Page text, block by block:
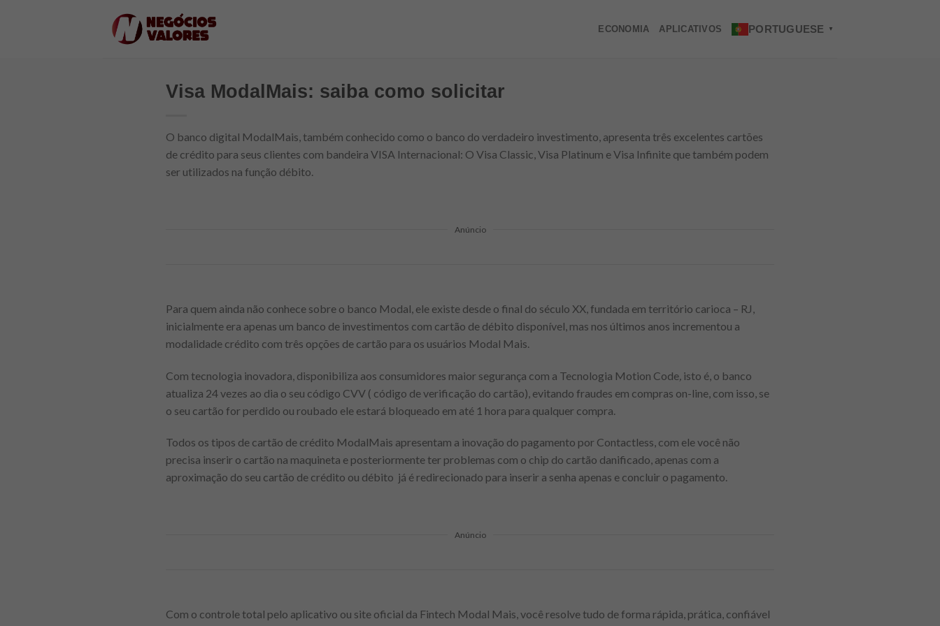
ECONOMIA APLICATIVOS PORTUGUESE ▼
Visa ModalMais: saiba como solicitar
O banco digital ModalMais, também conhecido como o banco do verdadeiro investimento, apresenta três excelentes cartões
de crédito para seus clientes com bandeira VISA Internacional: O Visa Classic, Visa Platinum e Visa Infinite que também podem
ser utilizados na função débito.
Anúncio
Para quem ainda não conhece sobre o banco Modal, ele existe desde o final do século XX, fundada em território carioca – RJ,
inicialmente era apenas um banco de investimentos com cartão de débito disponível, mas nos últimos anos incrementou a
modalidade crédito com três opções de cartão para os usuários Modal Mais.
Com tecnologia inovadora, disponibiliza aos consumidores maior segurança com a Tecnologia Motion Code isto é, o banco
atualiza 24 vezes ao dia o seu código CVV ( código de verificação do cartão), evitando fraudes em compras on-line, com isso, se
o seu cartão for perdido ou roubado ele estará bloqueado em até 1 hora para qualquer compra.
Todos os tipos de cartão de crédito ModalMais apresentam a inovação do pagamento por Contactless, com ele você não
precisa inserir o cartão na maquineta e posteriormente ter problemas com o chip do cartão danificado, apenas com a
aproximação do seu cartão de crédito ou débito já é redirecionado para inserir a senha apenas e concluir o pagamento.
Anúncio
Com o controle total pelo aplicativo ou site oficial da Fintech Modal Mais, você resolve tudo de forma rápida, prática, confiável